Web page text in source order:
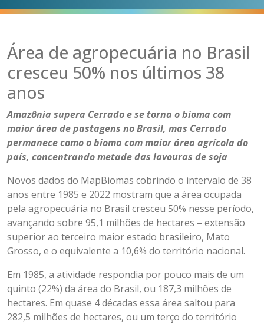
Notícias
Área de agropecuária no Brasil
cresceu 50% nos últimos 38
anos
Amazônia supera Cerrado e se torna o bioma com
maior área de pastagens no Brasil, mas Cerrado
permanece como o bioma com maior área agrícola do
país, concentrando metade das lavouras de soja
Novos dados do MapBiomas cobrindo o intervalo de 38
anos entre 1985 e 2022 mostram que a área ocupada
pela agropecuária no Brasil cresceu 50% nesse período,
avançando sobre 95,1 milhões de hectares – extensão
superior ao terceiro maior estado brasileiro, Mato
Grosso, e o equivalente a 10,6% do território nacional.
Em 1985, a atividade respondia por pouco mais de um
quinto (22%) da área do Brasil, ou 187,3 milhões de
hectares. Em quase 4 décadas essa área saltou para
282,5 milhões de hectares, ou um terço do território